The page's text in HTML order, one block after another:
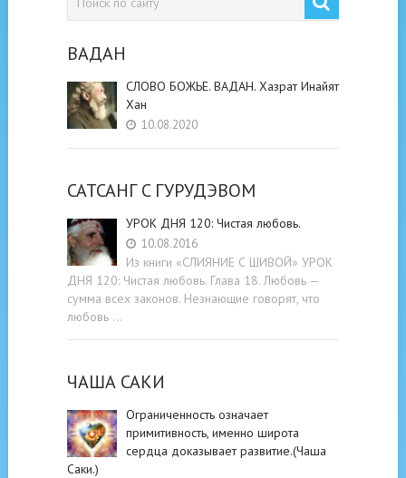
ВАДАН
СЛОВО БОЖЬЕ. ВАДАН. Хазрат Инайят
Хан
10.08.2020
САТСАНГ C ГУРУДЭВОМ
УРОК ДНЯ 120: Чистая любовь.
10.08.2016
Из книги «СЛИЯНИЕ С ШИВОЙ» УРОК
ДНЯ 120: Чистая любовь. Глава 18. Любовь —
сумма всех законов. Незнающие говорят, что
любовь …
ЧАША САКИ
Ограниченность означает
примитивность, именно широта
сердца доказывает развитие.(Чаша
Саки.)